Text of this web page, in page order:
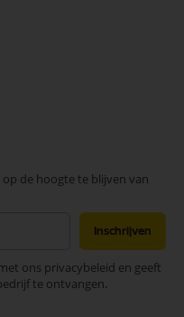
de hoogte te blijven van
Inschrijven
ons privacybeleid en geeft
te ontvangen.